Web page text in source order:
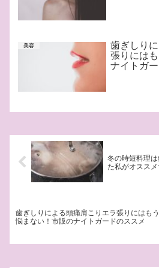
美容
歯ぎしり
張りには
ナイトガ
冬の時短料理
た私がオスス
歯ぎしりによる頭痛肩こりエラ張りにはもう
悩まない！市販のナイトガードのススメ